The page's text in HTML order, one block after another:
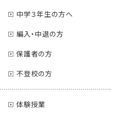
中学３年生の方へ
編入・中退の方
保護者の方
不登校の方
体験授業